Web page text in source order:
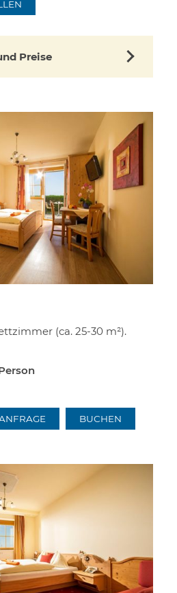
Preise
(ca. 25-30 m²).
BUCHEN